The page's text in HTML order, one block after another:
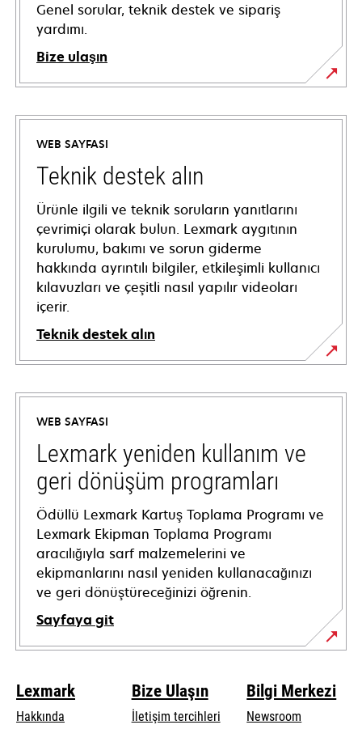
Genel sorular, teknik destek ve sipariş
yardımı.
Bize ulaşın
WEB SAYFASI
Teknik destek alın
Ürünle ilgili ve teknik soruların yanıtlarını
çevrimiçi olarak bulun. Lexmark aygıtının
kurulumu, bakımı ve sorun giderme
hakkında ayrıntılı bilgiler, etkileşimli kullanıcı
kılavuzları ve çeşitli nasıl yapılır videoları
içerir.
Teknik destek alın
opens
in
new
tab
WEB SAYFASI
Lexmark yeniden kullanım ve
geri dönüşüm programları
Ödüllü Lexmark Kartuş Toplama Programı ve
Lexmark Ekipman Toplama Programı
aracılığıyla sarf malzemelerini ve
ekipmanlarını nasıl yeniden kullanacağınızı
ve geri dönüştüreceğinizi öğrenin.
Sayfaya git
Lexmark
Hakkında
Bize Ulaşın
İletişim tercihleri
Bilgi Merkezi
Newsroom